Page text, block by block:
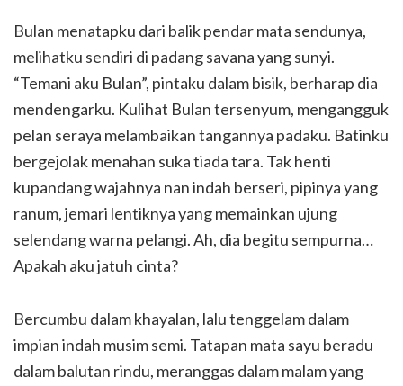
Bulan menatapku dari balik pendar mata sendunya,
melihatku sendiri di padang savana yang sunyi.
“Temani aku Bulan”, pintaku dalam bisik, berharap dia
mendengarku. Kulihat Bulan tersenyum, mengangguk
pelan seraya melambaikan tangannya padaku. Batinku
bergejolak menahan suka tiada tara. Tak henti
kupandang wajahnya nan indah berseri, pipinya yang
ranum, jemari lentiknya yang memainkan ujung
selendang warna pelangi. Ah, dia begitu sempurna…
Apakah aku jatuh cinta?
Bercumbu dalam khayalan, lalu tenggelam dalam
impian indah musim semi. Tatapan mata sayu beradu
dalam balutan rindu, meranggas dalam malam yang